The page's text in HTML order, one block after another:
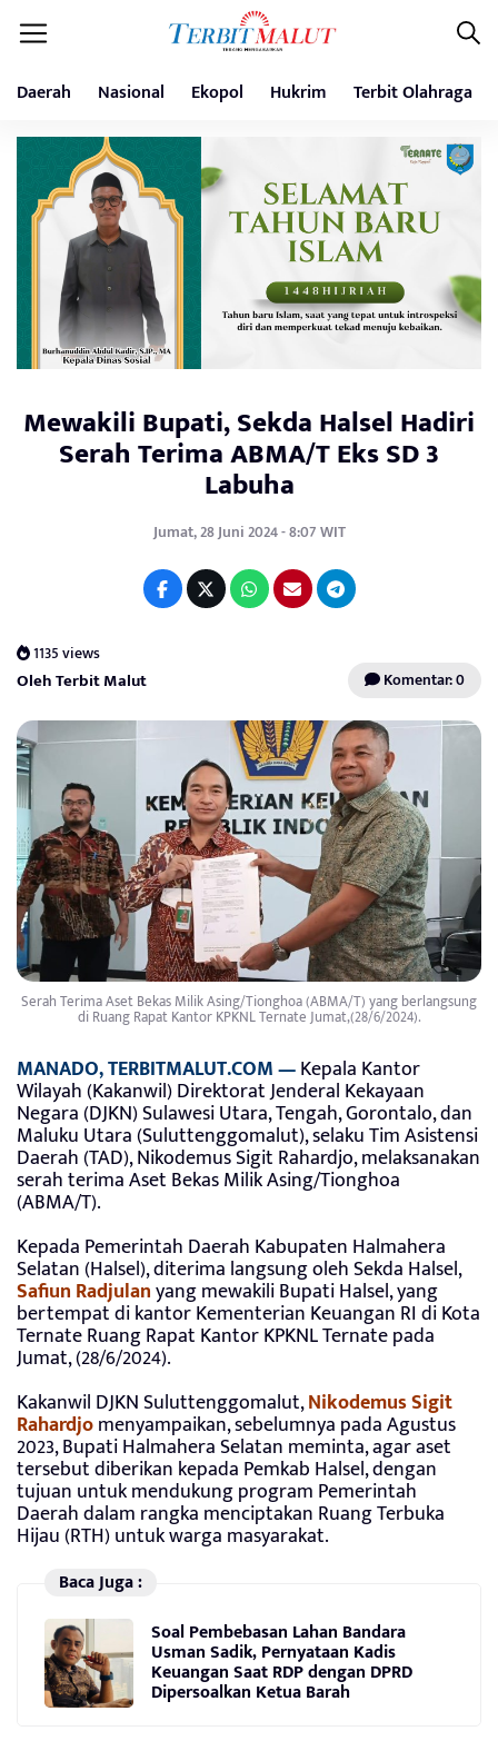
Daerah Nasional Ekopol Hukrim Terbit Olahraga
Mewakili Bupati, Sekda Halsel Hadiri
Serah Terima ABMA/T Eks SD 3
Labuha
Jumat, 28 Juni 2024 - 8:07 WIT
1135 views
Oleh Terbit Malut Komentar: 0
Serah Terima Aset Bekas Milik Asing/Tionghoa (ABMA/T) yang berlangsung
di Ruang Rapat Kantor KPKNL Ternate Jumat,(28/6/2024).
MANADO, TERBITMALUT.COM —Kepala Kantor
Wilayah (Kakanwil) Direktorat Jenderal Kekayaan
Negara (DJKN) Sulawesi Utara, Tengah, Gorontalo, dan
Maluku Utara (Suluttenggomalut), selaku Tim Asistensi
Daerah (TAD), Nikodemus Sigit Rahardjo, melaksanakan
serah terima Aset Bekas Milik Asing/Tionghoa
(ABMA/T).
Kepada Pemerintah Daerah Kabupaten Halmahera
Selatan (Halsel), diterima langsung oleh Sekda Halsel,
Safiun Radjulanyang mewakili Bupati Halsel, yang
bertempat di kantor Kementerian Keuangan RI di Kota
Ternate Ruang Rapat Kantor KPKNL Ternate pada
Jumat, (28/6/2024).
Kakanwil DJKN Suluttenggomalut,Nikodemus Sigit
Rahardjomenyampaikan, sebelumnya pada Agustus
2023, Bupati Halmahera Selatan meminta, agar aset
tersebut diberikan kepada Pemkab Halsel, dengan
tujuan untuk mendukung program Pemerintah
Daerah dalam rangka menciptakan Ruang Terbuka
Hijau (RTH) untuk warga masyarakat.
Baca Juga :
Soal Pembebasan Lahan Bandara
Usman Sadik, Pernyataan Kadis
Keuangan Saat RDP dengan DPRD
Dipersoalkan Ketua Barah